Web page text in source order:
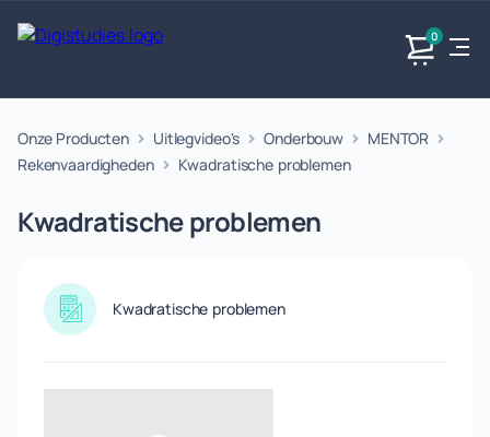
0
Exacte
vakken
vakken.
Taalvakken
Geen
vakken.
Maatschappijvakken
Geen vakken.
Producten
Onze Producten Uitlegvideo's Onderbouw
MENTOR
Rekenvaardigheden
Kwadratische problemen
Kwadratische problemen
Kwadratische problemen